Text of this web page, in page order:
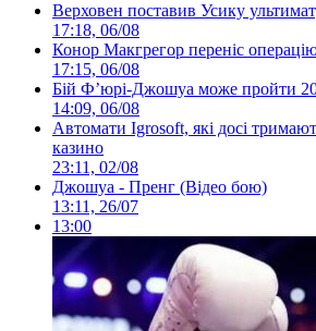
Верховен поставив Усику
17:18, 06/08
Конор Макгрегор переніс операцію
17:15, 06/08
Бій Ф’юрі-Джошуа може пройти
14:09, 06/08
Автомати Igrosoft, які досі
казино
23:11, 02/08
Джошуа - Пренг (Відео бою)
13:11, 26/07
13:00